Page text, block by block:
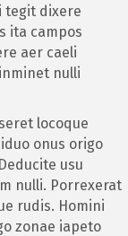
tegit dixere
ita campos
aer caeli
nulli
locoque
onus origo
usu
nulli. Porrexerat
rudis. Homini
zonae iapeto